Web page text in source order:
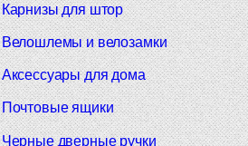
Карнизы для штор
Велошлемы и велозамки
Аксессуары для дома
Почтовые ящики
Черные дверные ручки